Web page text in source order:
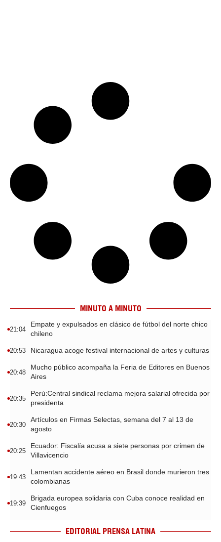
MINUTO A MINUTO
21:04
Empate y expulsados en clásico de fútbol del norte chico
chileno
20:53 Nicaragua acoge festival internacional de artes y culturas
20:48
Mucho público acompaña la Feria de Editores en Buenos
Aires
20:35
Perú:Central sindical reclama mejora salarial ofrecida por
presidenta
20:30
Artículos en Firmas Selectas, semana del 7 al 13 de
agosto
20:25
Ecuador: Fiscalía acusa a siete personas por crimen de
Villavicencio
19:43
Lamentan accidente aéreo en Brasil donde murieron tres
colombianas
19:39
Brigada europea solidaria con Cuba conoce realidad en
Cienfuegos
EDITORIAL PRENSA LATINA